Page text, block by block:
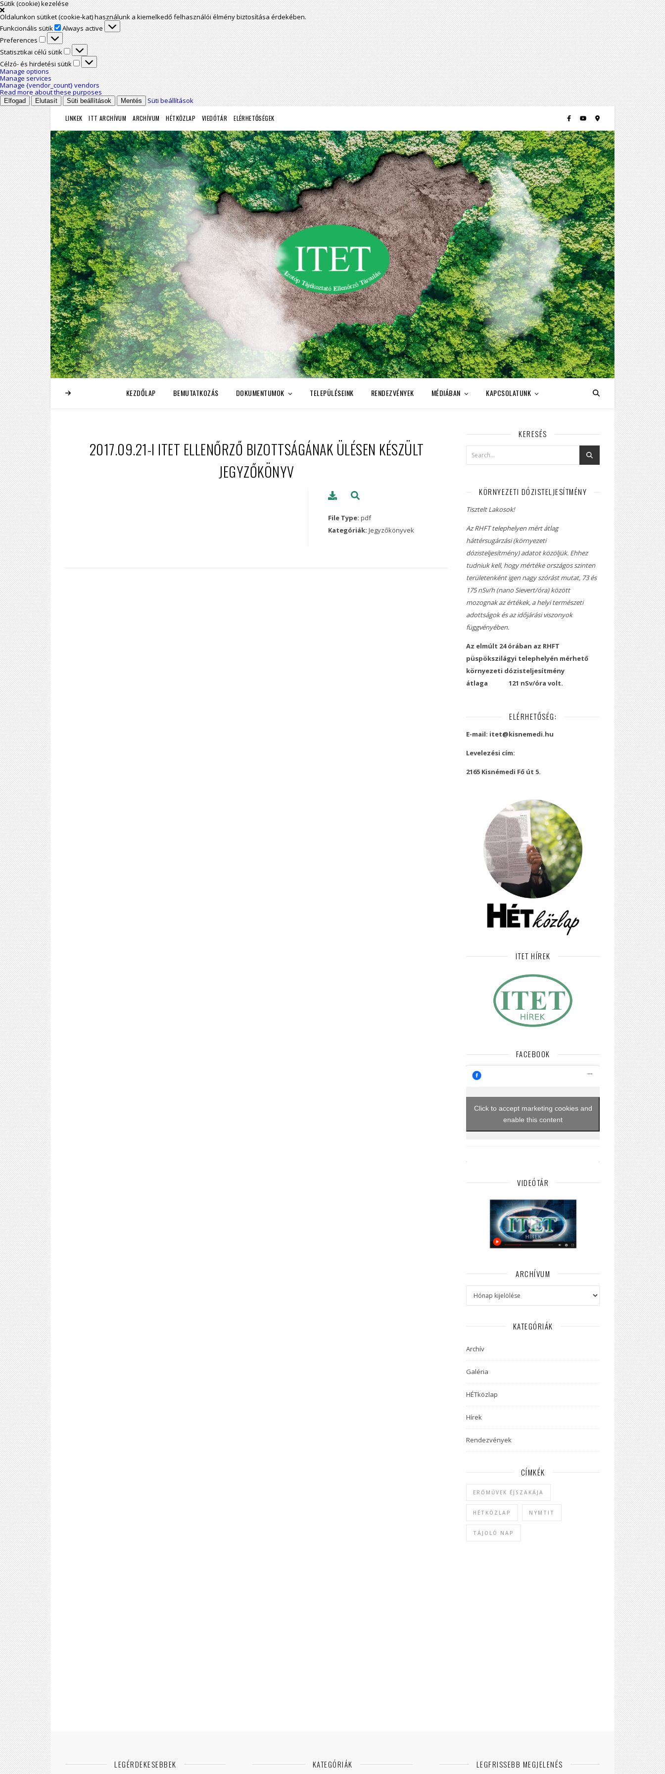
Sütik (cookie) kezelése
Oldalunkon sütiket (cookie-kat) használunk a kiemelkedő felhasználói élmény biztosítása érdekében.
Funkcionális sütik
Funkcionális sütik
Always active
Preferences
Preferences
Statisztikai célú sütik
Statisztikai célú sütik
Célzó- és hirdetési sütik
Célzó- és hirdetési sütik
Manage options
Manage services
Manage {vendor_count} vendors
Read more about these purposes
Elfogad Elutasít Süti beállítások Mentés Süti beállítások
LINKEK ITT ARCHÍVUM ARCHÍVUM HÉTKÖZLAP VIEDÓTÁR ELÉRHETŐSÉGEK
KEZDŐLAP BEMUTATKOZÁS DOKUMENTUMOK TELEPÜLÉSEINK RENDEZVÉNYEK MÉDIÁBAN KAPCSOLATUNK
2017.09.21-I ITET ELLENŐRZŐ BIZOTTSÁGÁNAK ÜLÉSEN KÉSZÜLT
JEGYZŐKÖNYV
File Type: pdf
Kategóriák: Jegyzőkönyvek
KERESÉS
KÖRNYEZETI DÓZISTELJESÍTMÉNY
Tisztelt Lakosok!
Az RHFT telephelyen mért átlag
háttérsugárzási (környezeti
dózisteljesítmény) adatot közöljük. Ehhez
tudniuk kell, hogy mértéke országos szinten
területenként igen nagy szórást mutat, 73 és
175 nSv/h (nano Sievert/óra) között
mozognak az értékek, a helyi természeti
adottságok és az időjárási viszonyok
függvényében.
Az elmúlt 24 órában az RHFT
püspökszilágyi telephelyén mérhető
környezeti dózisteljesítmény
átlaga 121 nSv/óra volt.
ELÉRHETŐSÉG:
E-mail: itet@kisnemedi.hu
Levelezési cím:
2165 Kisnémedi Fő út 5.
ITET HÍREK
FACEBOOK
Click to accept marketing cookies and
enable this content
VIDEÓTÁR
ARCHÍVUM
KATEGÓRIÁK
Archív
Galéria
HÉTközlap
Hírek
Rendezvények
CÍMKÉK
ERŐMŰVEK ÉJSZAKÁJA
HÉTKÖZLAP NYMTIT
TÁJOLÓ NAP
LEGÉRDEKESEBBEK KATEGÓRIÁK LEGFRISSEBB MEGJELENÉS